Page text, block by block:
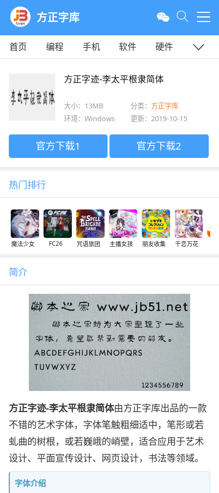
方正字库
首页 编程 手机 软件
硬件
方正字迹-李太平根隶简体
大小：13MB 分类： 方正字库
环境：Windows
更新：2019-10-15
官方下载1 官方下载2
热门排行
魔法少女 FC26 咒语旅团 主播女孩 朋友收集 千恋万花
简介
方正字迹-李太平根隶简体由方正字库出品的一款
不错的艺术字体，字体笔触粗细适中，笔形或若
虬曲的树根，或若巍峨的峭壁，适合应用于艺术
设计、平面宣传设计、网页设计，书法等领域。
字体介绍